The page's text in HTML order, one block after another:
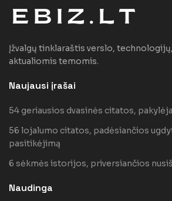
Įžvalgų tinklaraštis verslo,
aktualiomis temomis.
Naujausi įrašai
54 geriausios dvasinės citatos,
56 lojalumo citatos, padėsiančios
pasitikėjimą
6 sėkmės istorijos, priversiančios
Naudinga